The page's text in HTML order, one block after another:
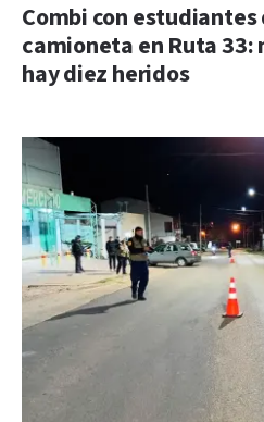
Combi con estudiantes
camioneta en Ruta 33:
hay diez heridos